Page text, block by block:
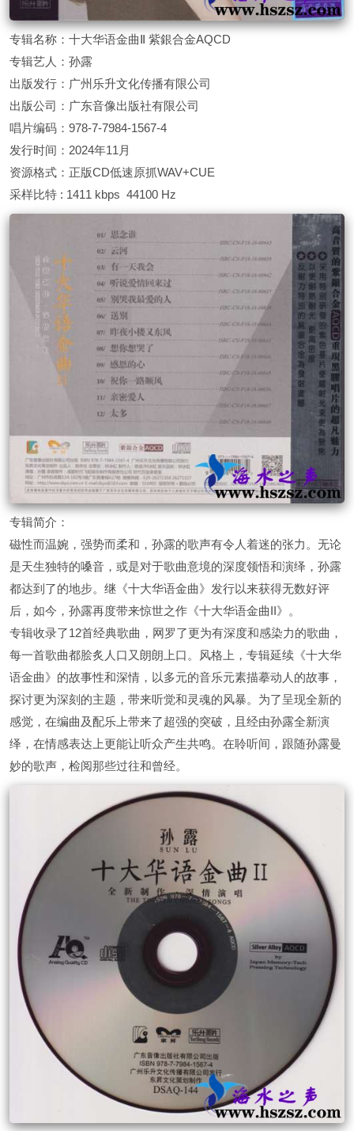
专辑名称：十大华语金曲Ⅱ 紫銀合金AQCD
专辑艺人：孙露
出版发行：广州乐升文化传播有限公司
出版公司：广东音像出版社有限公司
唱片编码：978-7-7984-1567-4
发行时间：2024年11月
资源格式：正版CD低速原抓WAV+CUE
采样比特 : 1411 kbps 44100 Hz
专辑简介：
磁性而温婉，强势而柔和，孙露的歌声有令人着迷的张力。无论
是天生独特的嗓音，或是对于歌曲意境的深度领悟和演绎，孙露
都达到了的地步。继《十大华语金曲》发行以来获得无数好评
后，如今，孙露再度带来惊世之作《十大华语金曲II》。
专辑收录了12首经典歌曲，网罗了更为有深度和感染力的歌曲，
每一首歌曲都脍炙人口又朗朗上口。风格上，专辑延续《十大华
语金曲》的故事性和深情，以多元的音乐元素描摹动人的故事，
探讨更为深刻的主题，带来听觉和灵魂的风暴。为了呈现全新的
感觉，在编曲及配乐上带来了超强的突破，且经由孙露全新演
绎，在情感表达上更能让听众产生共鸣。在聆听间，跟随孙露曼
妙的歌声，检阅那些过往和曾经。